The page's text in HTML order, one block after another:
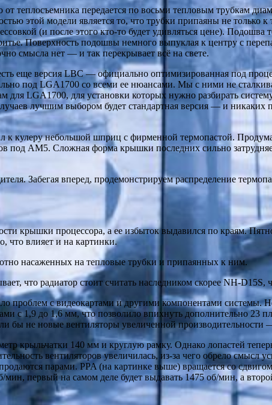
теплосъемника передается по восьми тепловым трубкам
этой модели является то, что трубки припаяны не только к
(и после этого кто-то будет удивляться цене).
Поверхность подошвы немного выпуклая к центру с
смысла нет — и так перекрывает всё на свете.
еще версия LBC — официально оптимизированная под
под LGA1700 со всеми ее нюансами. Мы с ними не
для LGA1700, для установки которых нужно разбирать
лучшим выбором будет стандартная версия — и никаких
кулеру небольшой шприц с фирменной термопастой.
под AM5. Сложная форма крышки последних сильно
Забегая вперед, продемонстрируем распределение
крышки процессора, а ее избыток выдавился по краям.
что влияет и на картинки.
насаженных на тепловые трубки и припаянных к ним.
что радиатор стоит считать наследником скорее NH-
проблем с видеокартами и другими компонентами системы.
с 1,9 до 1,6 мм, что позволило впихнуть дополнительно 23
бы не новые вентиляторы увеличенной
крыльчатки 140 мм и круглую рамку. Однако лопастей
вентиляторов увеличилась, из-за чего обрело смысл
парами. PPA (на картинке выше) вращается со
первый на самом деле будет выдавать 1475 об/мин, а